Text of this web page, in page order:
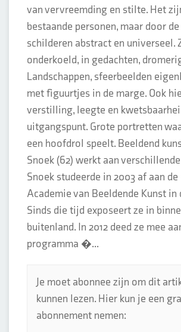
van vervreemding en stilte. Het
bestaande personen, maar door
schilderen abstract en universeel.
onderkoeld, in gedachten,
Landschappen, sfeerbeelden
met figuurtjes in de marge. Ook
verstilling, leegte en
uitgangspunt. Grote portretten
een hoofdrol speelt. Beeldend
Snoek (62) werkt aan
Snoek studeerde in 2003 af aan
Academie van Beeldende Kunst in
Sinds die tijd exposeert ze in
buitenland. In 2012 deed ze mee
programma �...
Je moet abonnee zijn om dit
kunnen lezen. Hier kun je een
abonnement nemen: